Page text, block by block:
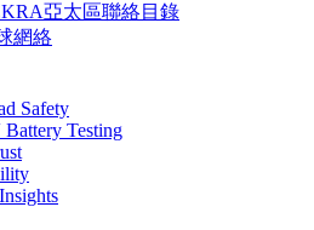
亞太區聯絡目錄
網絡
Safety
Testing